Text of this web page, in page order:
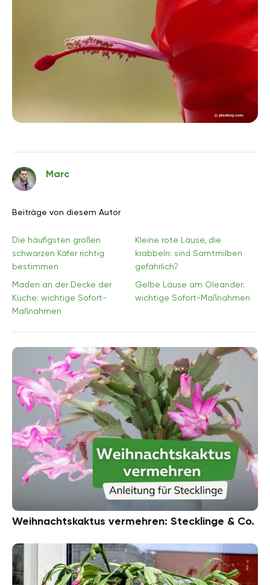
Marc
Beiträge von diesem Autor
Die häufigsten großen
schwarzen Käfer richtig
bestimmen
Kleine rote Läuse, die
krabbeln: sind Samtmilben
gefährlich?
Maden an der Decke der
Küche: wichtige Sofort-
Maßnahmen
Gelbe Läuse am Oleander:
wichtige Sofort-Maßnahmen
Weihnachtskaktus vermehren: Stecklinge & Co.